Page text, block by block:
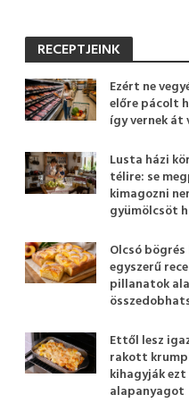
RECEPTJEINK
Ezért ne
előre pácolt
így vernek át
Lusta házi
télire: se
kimagozni
gyümölcsöt
Olcsó
egyszerű
pillanatok
Ettől lesz
rakott
kihagyják
alapanyagot